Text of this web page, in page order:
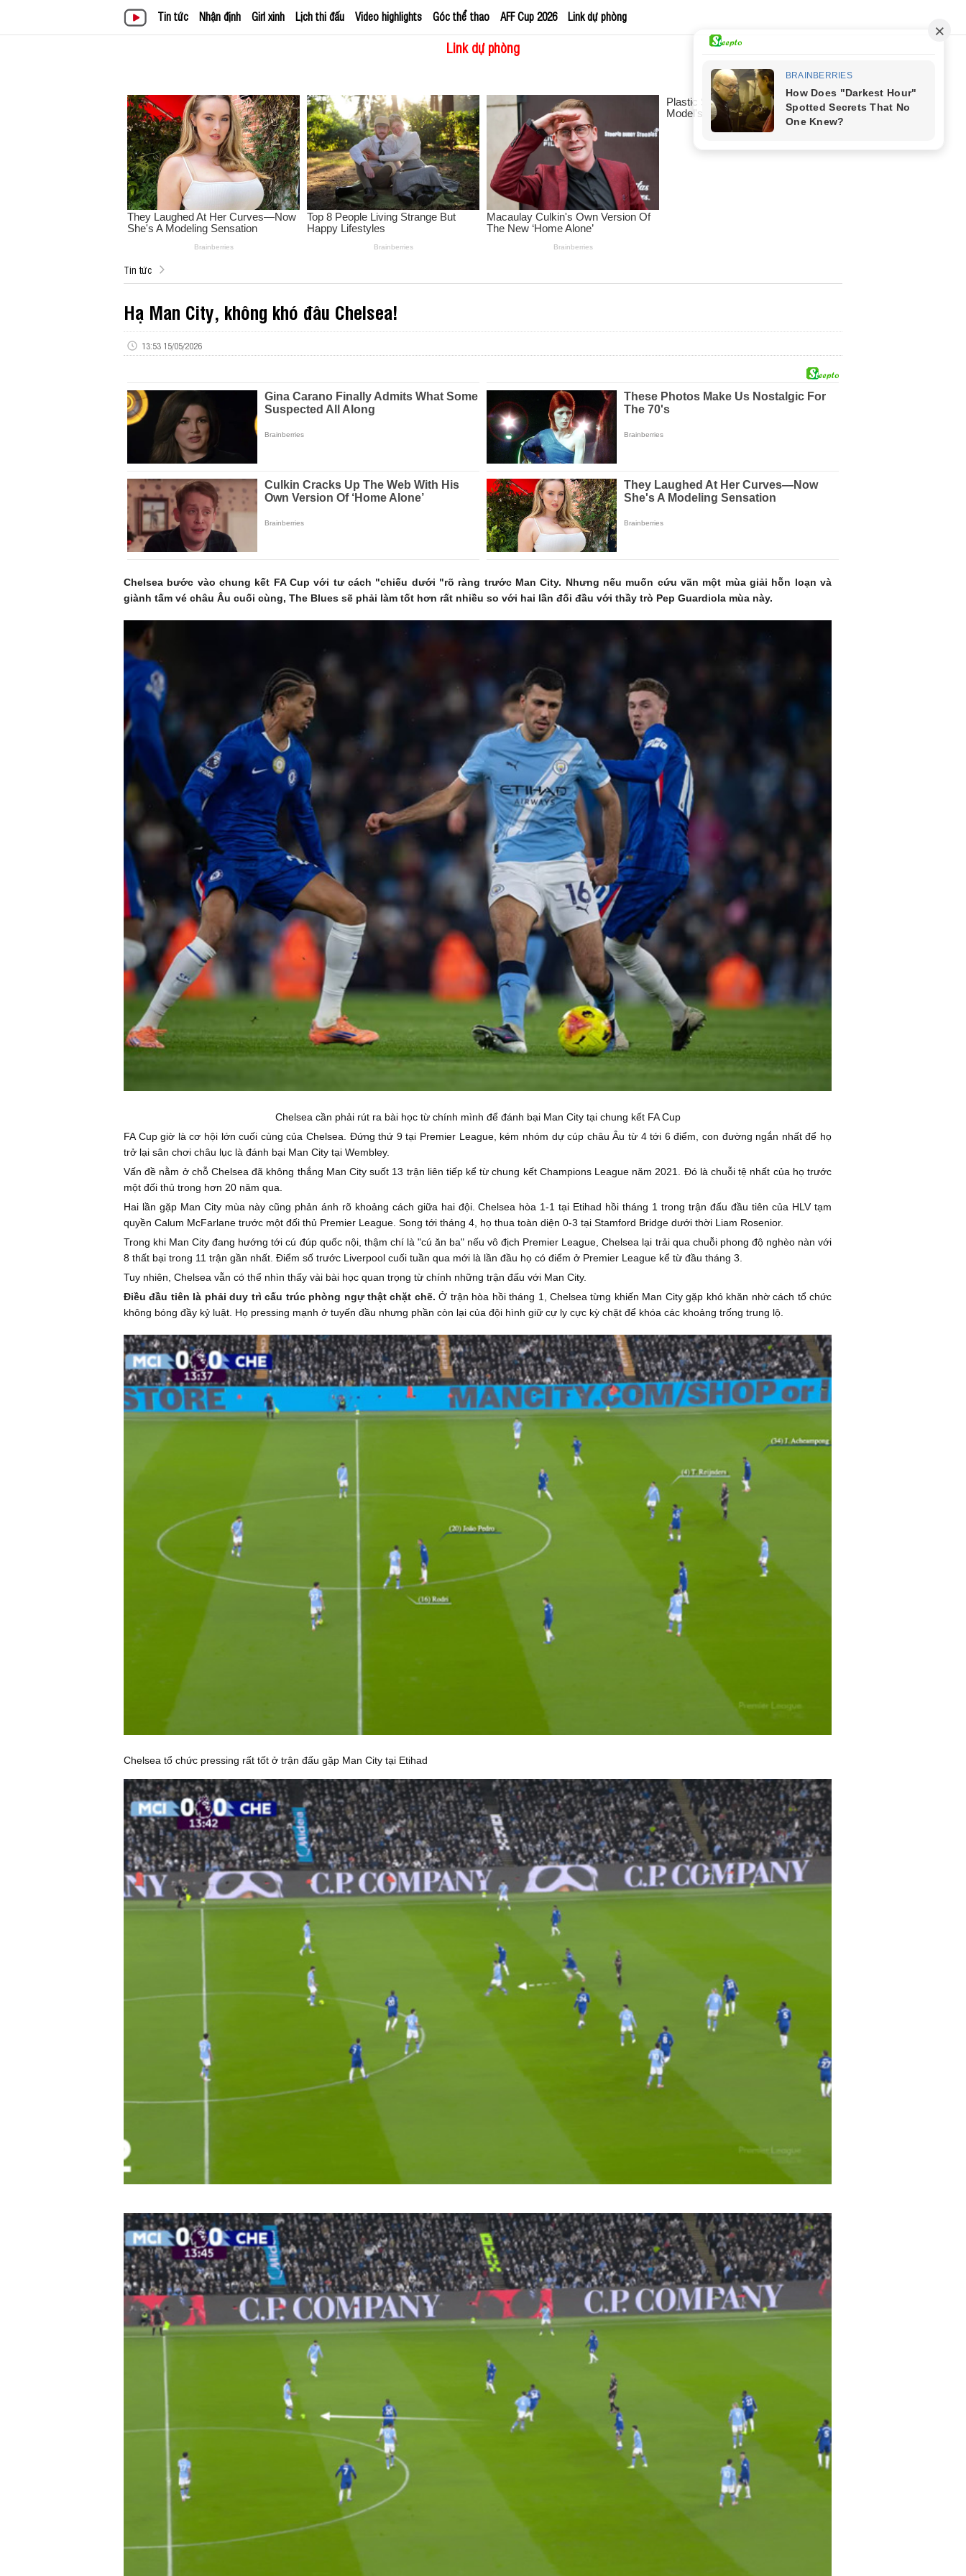
Tin tức Nhận định Girl xinh Lịch thi đấu Video highlights Góc thể thao AFF Cup 2026 Link dự phòng
Link dự phòng
Tin tức
Hạ Man City, không khó đâu Chelsea!
13:53 15/05/2026
Chelsea bước vào chung kết FA Cup với tư cách "chiếu dưới "rõ ràng trước Man City. Nhưng nếu muốn cứu vãn một mùa giải hỗn loạn và
giành tấm vé châu Âu cuối cùng, The Blues sẽ phải làm tốt hơn rất nhiều so với hai lần đối đầu với thầy trò Pep Guardiola mùa này.
Chelsea cần phải rút ra bài học từ chính mình để đánh bại Man City tại chung kết FA Cup
FA Cup giờ là cơ hội lớn cuối cùng của Chelsea. Đứng thứ 9 tại Premier League, kém nhóm dự cúp châu Âu từ 4 tới 6 điểm, con đường ngắn nhất để họ
trở lại sân chơi châu lục là đánh bại Man City tại Wembley.
Vấn đề nằm ở chỗ Chelsea đã không thắng Man City suốt 13 trận liên tiếp kể từ chung kết Champions League năm 2021. Đó là chuỗi tệ nhất của họ trước
một đối thủ trong hơn 20 năm qua.
Hai lần gặp Man City mùa này cũng phản ánh rõ khoảng cách giữa hai đội. Chelsea hòa 1-1 tại Etihad hồi tháng 1 trong trận đấu đầu tiên của HLV tạm
quyền Calum McFarlane trước một đối thủ Premier League. Song tới tháng 4, họ thua toàn diện 0-3 tại Stamford Bridge dưới thời Liam Rosenior.
Trong khi Man City đang hướng tới cú đúp quốc nội, thậm chí là "cú ăn ba" nếu vô địch Premier League, Chelsea lại trải qua chuỗi phong độ nghèo nàn với
8 thất bại trong 11 trận gần nhất. Điểm số trước Liverpool cuối tuần qua mới là lần đầu họ có điểm ở Premier League kể từ đầu tháng 3.
Tuy nhiên, Chelsea vẫn có thể nhìn thấy vài bài học quan trọng từ chính những trận đấu với Man City.
Điều đầu tiên là phải duy trì cấu trúc phòng ngự thật chặt chẽ. Ở trận hòa hồi tháng 1, Chelsea từng khiến Man City gặp khó khăn nhờ cách tổ chức
không bóng đầy kỷ luật. Họ pressing mạnh ở tuyến đầu nhưng phần còn lại của đội hình giữ cự ly cực kỳ chặt để khóa các khoảng trống trung lộ.
Chelsea tổ chức pressing rất tốt ở trận đấu gặp Man City tại Etihad